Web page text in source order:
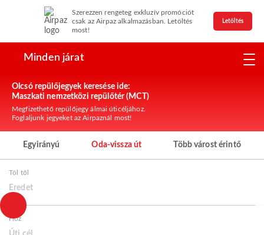
Szerezzen rengeteg exkluzív promóciót
csak az Airpaz alkalmazásban. Letöltés
most!
Letöltés
Minden járat
Olcsó repülőjegyek keresése ide:
Maszkati nemzetközi repülőtér (MCT)
Megfizethető repülőjegy álmai úticéljához.
Foglaljunk jegyeket az Airpaznál most!
Egyirányú Oda-vissza út Több várost érintő
Tól től
Eredet
Hoz